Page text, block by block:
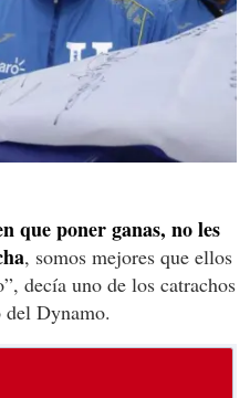
que poner ganas, no les
, somos mejores que ellos
decía uno de los catrachos
Dynamo.